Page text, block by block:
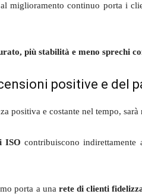
miglioramento continuo porta i
più stabilità e meno sprechi
positive e del
positiva e costante nel tempo,
ISO contribuiscono indirettamente
porta a una rete di clienti